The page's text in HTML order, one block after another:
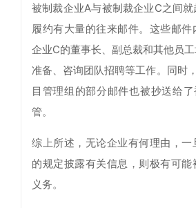
被制裁企业A与被制裁企业C之间
履约有大量的往来邮件。这些邮
企业C的董事长、副总裁和其他员
准备、咨询团队招聘等工作。同时
目管理组的部分邮件也被抄送给
管。
综上所述，无论企业有何理由，
的规定披露有关信息，则极有可能
义务。